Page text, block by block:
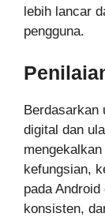
lebih lancar
pengguna.
Berdasarkan
digital dan
kefungsian,
pada
konsisten,